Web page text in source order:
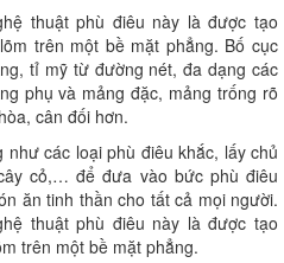
thuật phù điêu này là được tạo
trên một bề mặt phẳng. Bố cục
tỉ mỹ từ đường nét, đa dạng các
phụ và mảng đặc, mảng trống rõ
cân đối hơn.
các loại phù điêu khắc, lấy chủ
cỏ,… để đưa vào bức phù điêu
ăn tinh thần cho tất cả mọi người.
thuật phù điêu này là được tạo
trên một bề mặt phẳng.